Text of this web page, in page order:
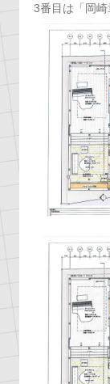
3番目は「岡崎